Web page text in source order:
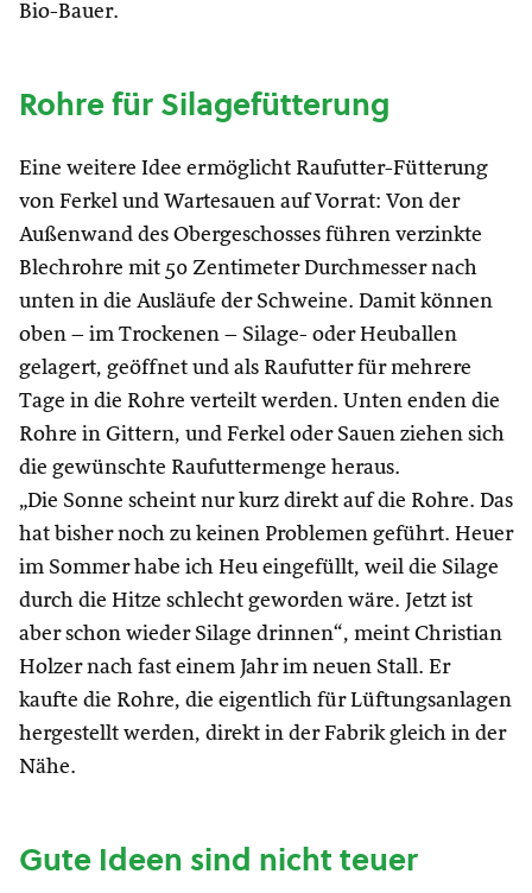
Bio-Bauer.
Rohre für Silagefütterung
Eine weitere Idee ermöglicht Raufutter-Fütterung
von Ferkel und Wartesauen auf Vorrat: Von der
Außenwand des Obergeschosses führen verzinkte
Blechrohre mit 50 Zentimeter Durchmesser nach
unten in die Ausläufe der Schweine. Damit können
oben – im Trockenen – Silage- oder Heuballen
gelagert, geöffnet und als Raufutter für mehrere
Tage in die Rohre verteilt werden. Unten enden die
Rohre in Gittern, und Ferkel oder Sauen ziehen sich
die gewünschte Raufuttermenge heraus.
„Die Sonne scheint nur kurz direkt auf die Rohre. Das
hat bisher noch zu keinen Problemen geführt. Heuer
im Sommer habe ich Heu eingefüllt, weil die Silage
durch die Hitze schlecht geworden wäre. Jetzt ist
aber schon wieder Silage drinnen“, meint Christian
Holzer nach fast einem Jahr im neuen Stall. Er
kaufte die Rohre, die eigentlich für Lüftungsanlagen
hergestellt werden, direkt in der Fabrik gleich in der
Nähe.
Gute Ideen sind nicht teuer